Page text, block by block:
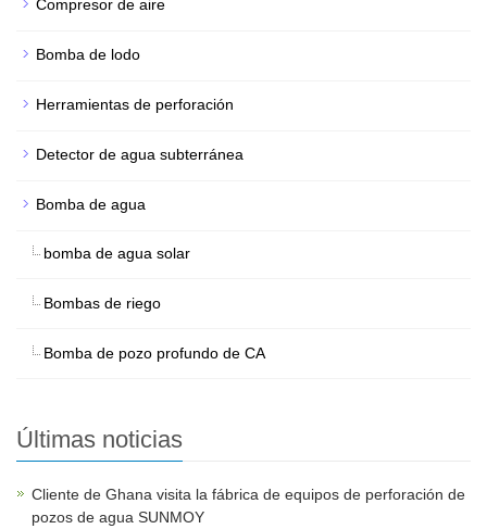
Compresor de aire
Bomba de lodo
Herramientas de perforación
Detector de agua subterránea
Bomba de agua
bomba de agua solar
Bombas de riego
Bomba de pozo profundo de CA
Últimas noticias
Cliente de Ghana visita la fábrica de equipos de perforación de
pozos de agua SUNMOY